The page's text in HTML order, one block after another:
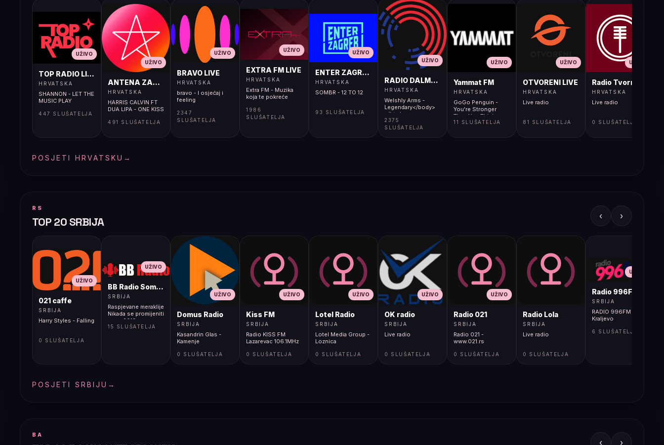
UŽIVO
TOP RADIO LIVE
HRVATSKA
SHANNON - LET THE
MUSIC PLAY
447 SLUŠATELJA
UŽIVO
ANTENA ZAGREB LIVE
HRVATSKA
HARRIS CALVIN FT
DUA LIPA - ONE KISS
491 SLUŠATELJA
UŽIVO
BRAVO LIVE
HRVATSKA
bravo - I osjećaj i
feeling
2347
SLUŠATELJA
UŽIVO
EXTRA FM LIVE
HRVATSKA
Extra FM - Muzika
koja te pokreće
1986
SLUŠATELJA
UŽIVO
ENTER ZAGREB LIVE
HRVATSKA
SOMBR - 12 TO 12
93 SLUŠATELJA
UŽIVO
RADIO DALMACIJA LIVE
HRVATSKA
Welshly Arms -
Legendary</body>
</html>
2375
SLUŠATELJA
UŽIVO
Yammat FM
HRVATSKA
GoGo Penguin -
You're Stronger
Than You Think
11 SLUŠATELJA
UŽIVO
OTVORENI LIVE
HRVATSKA
Live radio
81 SLUŠATELJA
UŽIVO
Radio Tvornica
HRVATSKA
Live radio
0 SLUŠATELJA
POSJETI HRVATSKU →
RS
TOP 20 SRBIJA ‹ ›
UŽIVO
021 caffe
SRBIJA
Harry Styles - Falling
0 SLUŠATELJA
UŽIVO
BB Radio Sombor
SRBIJA
Raspjevane meraklije
Nikada se promijeniti
necu 2013
15 SLUŠATELJA
UŽIVO
Domus Radio
SRBIJA
Kasandrin Glas -
Kamenje
0 SLUŠATELJA
UŽIVO
Kiss FM
SRBIJA
Radio KISS FM
Lazarevac 106.1MHz
0 SLUŠATELJA
UŽIVO
Lotel Radio
SRBIJA
Lotel Media Group -
Loznica
0 SLUŠATELJA
UŽIVO
OK radio
SRBIJA
Live radio
0 SLUŠATELJA
UŽIVO
Radio 021
SRBIJA
Radio 021 -
www.021.rs
0 SLUŠATELJA
Radio Lola
SRBIJA
Live radio
0 SLUŠATELJA
UŽIVO
Radio 996FM
SRBIJA
RADIO 996FM -
Kraljevo
6 SLUŠATELJA
POSJETI SRBIJU →
BA
‹ ›